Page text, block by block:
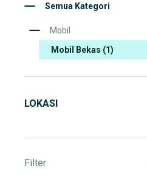
Semua Kategori
Mobil
Mobil Bekas (1)
LOKASI
Filter